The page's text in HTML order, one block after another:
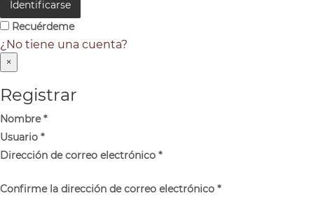
Identificarse
Recuérdeme
¿No tiene una cuenta?
×
Registrar
Nombre*
Usuario *
Dirección de correo electrónico *
Confirme la dirección de correo electrónico *